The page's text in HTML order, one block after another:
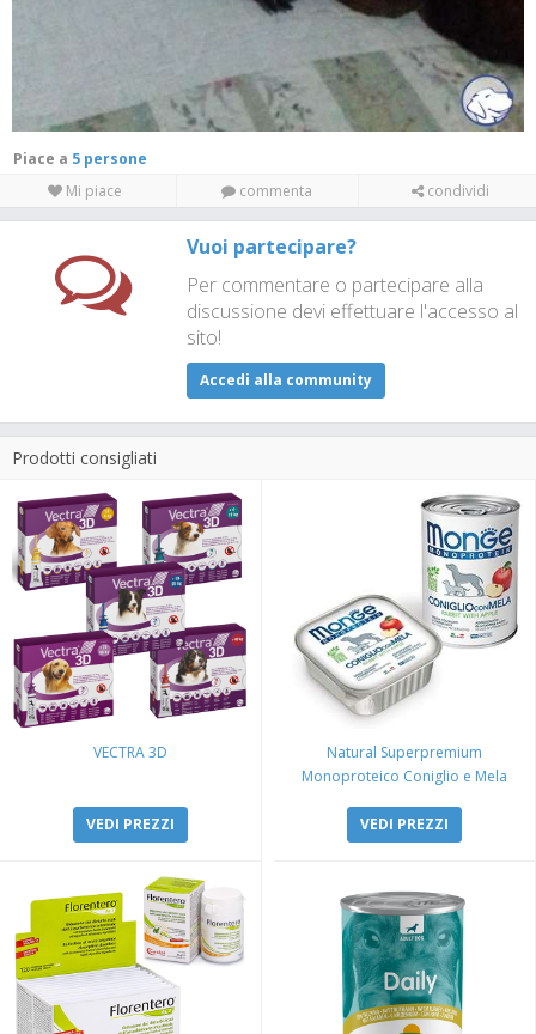
Piace a
5 persone
Mi piace
commenta condividi
Vuoi partecipare?
Per commentare o partecipare alla
discussione devi effettuare l'accesso al
sito!
Accedi alla community
Prodotti consigliati
VECTRA 3D
VEDI PREZZI
Natural Superpremium
Monoproteico Coniglio e Mela
VEDI PREZZI